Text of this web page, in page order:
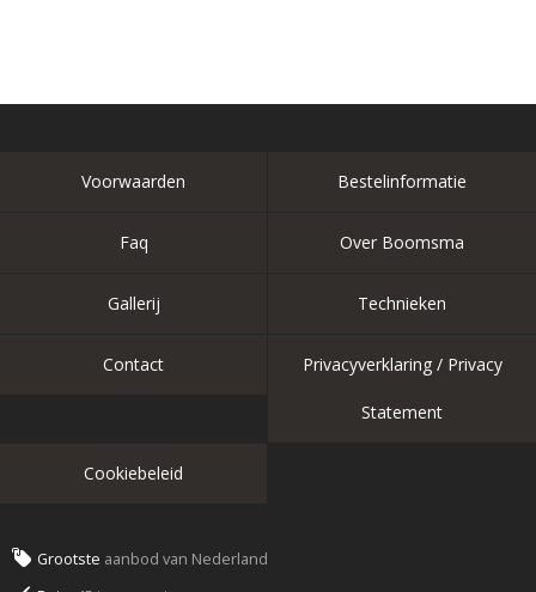
Voorwaarden Bestelinformatie
Faq Over Boomsma
Gallerij Technieken
Contact Privacyverklaring / Privacy
Statement
Cookiebeleid
Grootste aanbod van Nederland